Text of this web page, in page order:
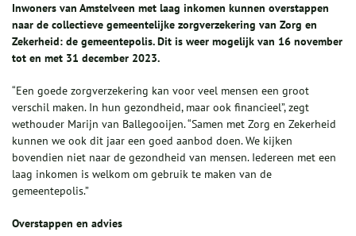
Inwoners van Amstelveen met laag inkomen kunnen overstappen
naar de collectieve gemeentelijke zorgverzekering van Zorg en
Zekerheid: de gemeentepolis. Dit is weer mogelijk van 16 november
tot en met 31 december 2023.
“Een goede zorgverzekering kan voor veel mensen een groot
verschil maken. In hun gezondheid, maar ook financieel”, zegt
wethouder Marijn van Ballegooijen. “Samen met Zorg en Zekerheid
kunnen we ook dit jaar een goed aanbod doen. We kijken
bovendien niet naar de gezondheid van mensen. Iedereen met een
laag inkomen is welkom om gebruik te maken van de
gemeentepolis.”
Overstappen en advies